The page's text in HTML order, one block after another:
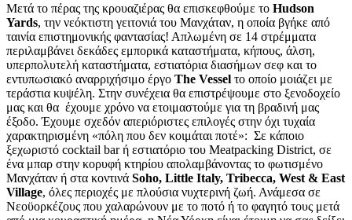
Μετά το πέρας της κρουαζιέρας θα επισκεφθούμε το Hudson
Yards, την νεόκτιστη γειτονιά του Μανχάταν, η οποία βγήκε από
ταινία επιστημονικής φαντασίας! Απλωμένη σε 14 στρέμματα
περιλαμβάνει δεκάδες εμπορικά καταστήματα, κήπους, άλση,
υπερπολυτελή καταστήματα, εστιατόρια διασήμων σεφ και το
εντυπωσιακό αναρριχήσιμο έργο The Vessel το οποίο μοιάζει με
τεράστια κυψέλη. Στην συνέχεια θα επιστρέψουμε στο ξενοδοχείο
μας και θα έχουμε χρόνο να ετοιμαστούμε για τη βραδινή μας
έξοδο. Έχουμε σχεδόν απεριόριστες επιλογές στην όχι τυχαία
χαρακτηρισμένη «πόλη που δεν κοιμάται ποτέ»: Σε κάποιο
ξεχωριστό cocktail bar ή εστιατόριο του Meatpacking District, σε
ένα μπαρ στην κορυφή κτηρίου απολαμβάνοντας το φωτισμένο
Μανχάταν ή στα κοντινά Soho, Little Italy, Tribecca, West & East
Village, όλες περιοχές με πλούσια νυχτερινή ζωή. Ανάμεσα σε
Νεοϋορκέζους που χαλαρώνουν με το ποτό ή το φαγητό τους μετά